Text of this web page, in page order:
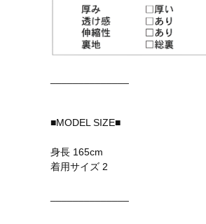
■MODEL SIZE■
身長 165cm
着用サイズ 2